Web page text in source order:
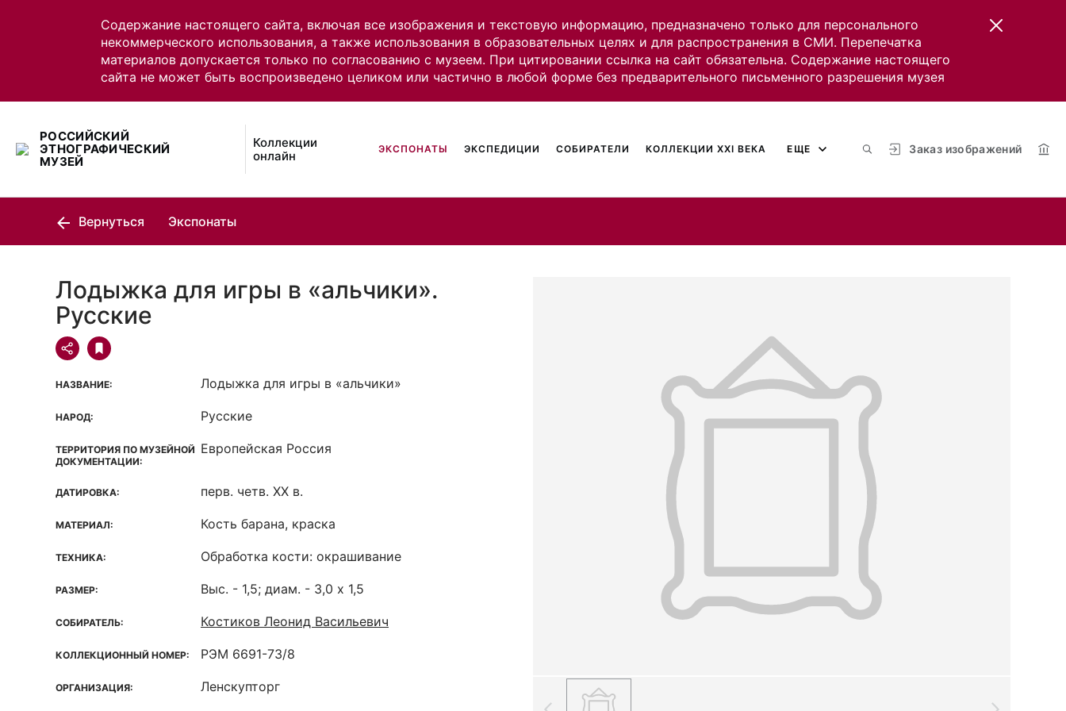
Содержание настоящего сайта, включая все изображения и текстовую информацию, предназначено только для персонального
некоммерческого использования, а также использования в образовательных целях и для распространения в СМИ. Перепечатка
материалов допускается только по согласованию с музеем. При цитировании ссылка на сайт обязательна. Содержание настоящего
сайта не может быть воспроизведено целиком или частично в любой форме без предварительного письменного разрешения музея
РОССИЙСКИЙ
ЭТНОГРАФИЧЕСКИЙ
МУЗЕЙ
Коллекции
онлайн
Заказ изображений
ЭКСПОНАТЫ ЭКСПЕДИЦИИ СОБИРАТЕЛИ КОЛЛЕКЦИИ XXI ВЕКА ЕЩЕ
Вернуться Экспонаты
Лодыжка для игры в «альчики».
Русские
НАЗВАНИЕ: Лодыжка для игры в «альчики»
НАРОД: Русские
ТЕРРИТОРИЯ ПО МУЗЕЙНОЙ
ДОКУМЕНТАЦИИ:
Европейская Россия
ДАТИРОВКА: перв. четв. ХХ в.
МАТЕРИАЛ: Кость барана, краска
ТЕХНИКА: Обработка кости: окрашивание
РАЗМЕР: Выс. - 1,5; диам. - 3,0 х 1,5
СОБИРАТЕЛЬ: Костиков Леонид Васильевич
КОЛЛЕКЦИОННЫЙ НОМЕР: РЭМ 6691-73/8
ОРГАНИЗАЦИЯ: Ленскупторг